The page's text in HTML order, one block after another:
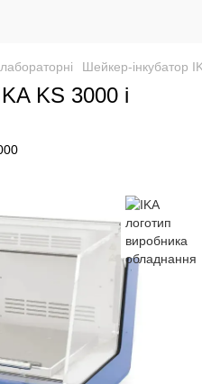
Шейкер-інкубатор
KS 3000 i